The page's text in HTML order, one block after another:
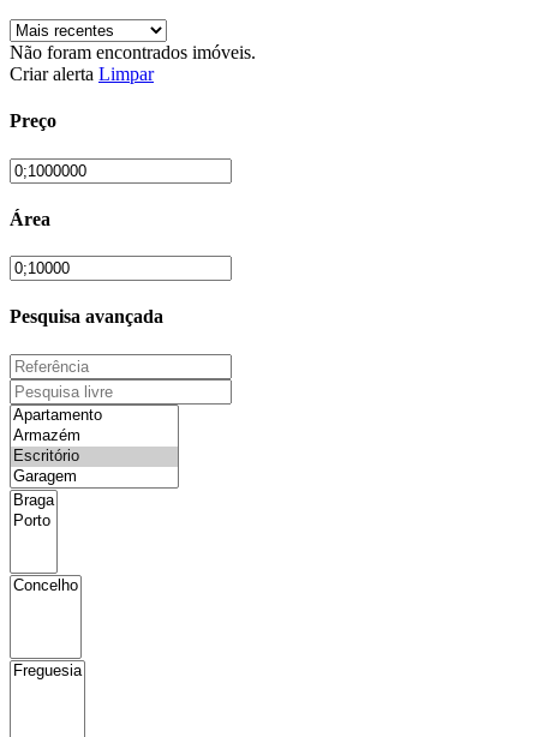
Não foram encontrados imóveis.
Criar alerta Limpar
Preço
Área
Pesquisa avançada